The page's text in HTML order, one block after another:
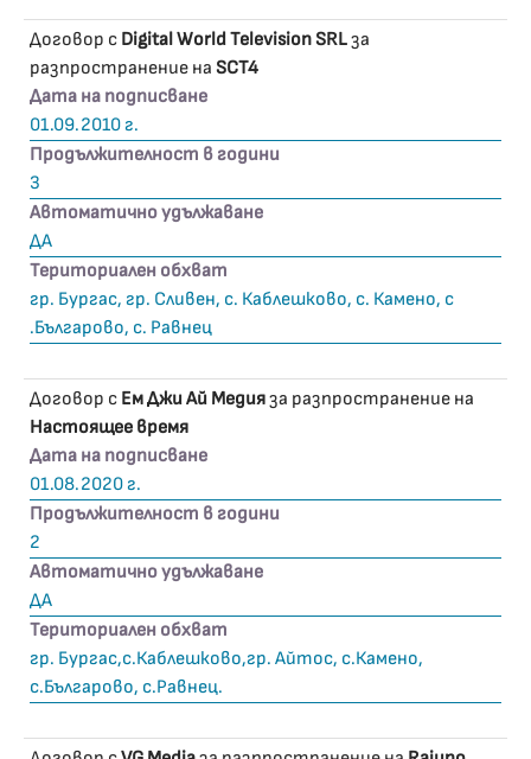
Договор с Digital World Television SRLза
разпространение на SCT4
Дата на подписване
01.09.2010 г.
Продължителност в години
3
Автоматично удължаване
ДА
Териториален обхват
гр. Бургас, гр. Сливен, с. Каблешково, с. Камено, с
.Българово, с. Равнец
Договор с Ем Джи Ай Медияза разпространение на
Настоящее время
Дата на подписване
01.08.2020 г.
Продължителност в години
2
Автоматично удължаване
ДА
Териториален обхват
гр. Бургас,с.Каблешково,гр. Айтос, с.Камено,
с.Българово, с.Равнец.